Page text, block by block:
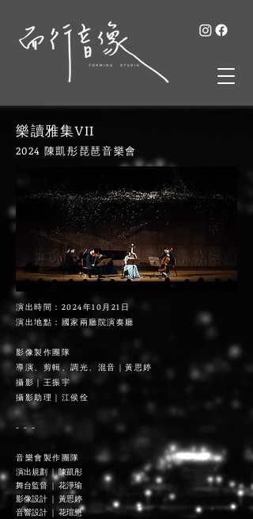
樂讀雅集VII
2024 ​陳凱彤琵琶音樂會
演出時間：2024年10月21日
演出地點：國家兩廳院演奏廳
​影像製作團隊
導演、剪輯、調光、混音｜黃思婷
攝影｜王振宇
攝影助理｜江侯佺
- - -
音樂會製作團隊
演出規劃 ｜ 陳凱彤
舞台監督 ｜ 花淨瑜
影像設計 ｜ 黃思婷
音響設計 ｜ 花瑄懋